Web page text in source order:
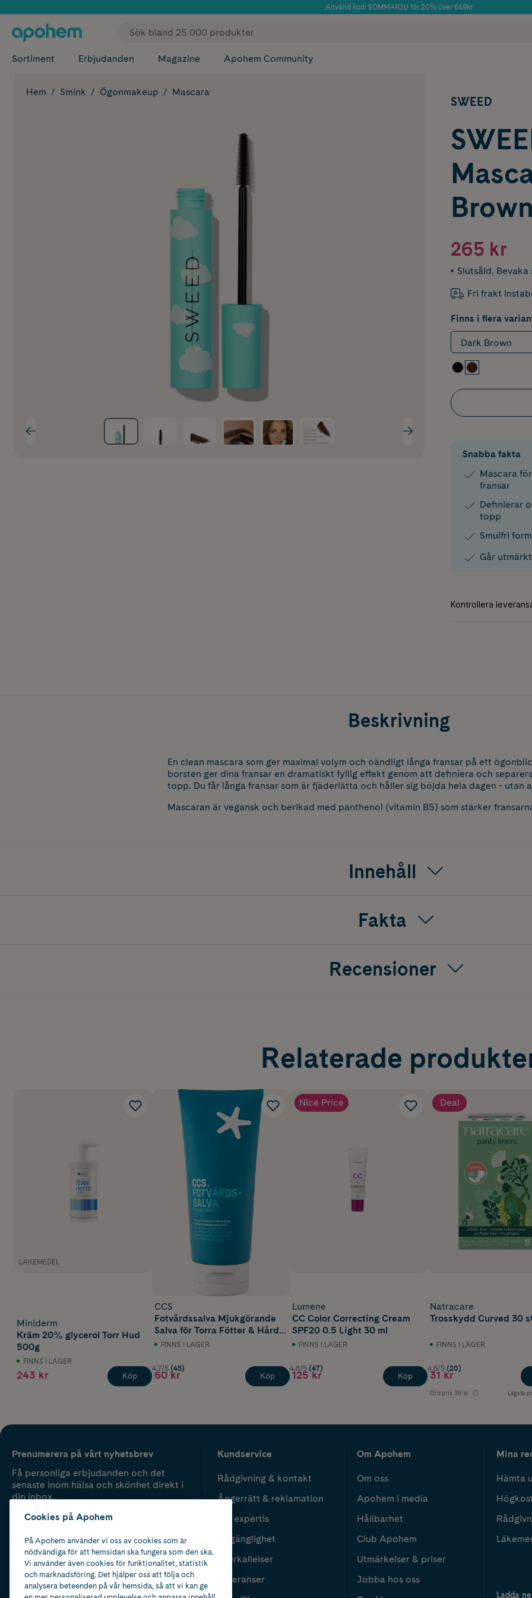
Använd kod: SOMMAR20 för 20% över 649kr
✓ Fri frakt
Sortiment Erbjudanden Magazine Apohem Community
Hem Smink Ögonmakeup Mascara
SWEED
265 kr
Slutsåld.
Fri frakt
Finns i flera
Dark Brown
Snabba fakta
Mascara
fransar
Definierar
topp
Smulfri
Går
Beskrivning
En clean mascara som ger maximal volym och oändligt långa fransar på ett
borsten ger dina fransar en dramatiskt fyllig effekt genom att definiera och
topp. Du får långa fransar som är fjäderlätta och håller sig böjda hela dagen - utan
Mascaran är vegansk och berikad med panthenol (vitamin B5) som stärker
Innehåll
Fakta
Recensioner
Relaterade
LÄKEMEDEL
Miniderm
Kräm 20% glycerol Torr Hud
500g
FINNS I LAGER
243 kr Köp
CCS
Fotvårdssalva Mjukgörande
Salva för Torra Fötter & Hård
Hud 175 ml
FINNS I LAGER
4.7/5 (45)
60 kr Köp
Nice Price
Lumene
CC Color Correcting Cream
SPF20 0.5 Light 30 ml
FINNS I LAGER
4.8/5 (47)
125 kr Köp
Deal
Natracare
Trosskydd Curved 30
FINNS I LAGER
4.6/5 (20)
31 kr
Ord.pris 38 kr Lägsta
Prenumerera på vårt nyhetsbrev
Få personliga erbjudanden och det
senaste inom hälsa och skönhet direkt i
din inbox.
Kundservice
Rådgivning & kontakt
Ångerrätt & reklamation
Vår expertis
Tillgänglighet
Återkallelser
Leveranser
Om Apohem
Om oss
Apohem i media
Hållbarhet
Club Apohem
Utmärkelser & priser
Jobba hos oss
Mina
Hämta
Ladda
Cookies på Apohem
På Apohem använder vi oss av cookies som är
nödvändiga för att hemsidan ska fungera som den ska.
Vi använder även cookies för funktionalitet, statistik
och marknadsföring. Det hjälper oss att följa och
analysera beteenden på vår hemsida, så att vi kan ge